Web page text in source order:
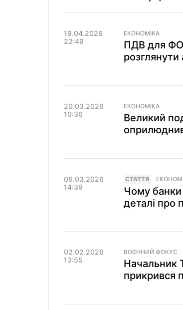
19.04.2026
22:49
ЕКОНОМІКА
ПДВ для
20.03.2026
10:36
ЕКОНОМІКА
Великий
06.03.2026
14:39
СТАТТЯ
Чому банки
деталі про
02.02.2026
13:55
ВОЄННИЙ ФОКУС
Начальник
прикрився